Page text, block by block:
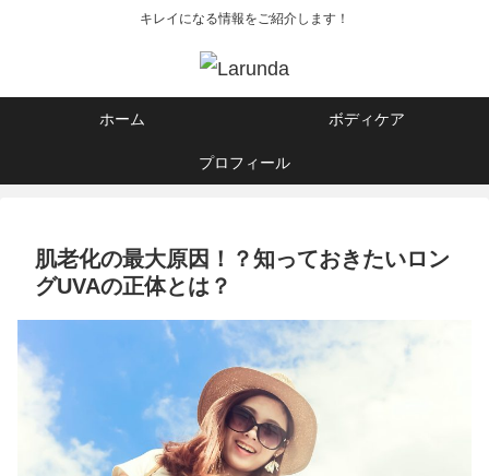
キレイになる情報をご紹介します！
ホーム ボディケア
プロフィール
肌老化の最大原因！？知っておきたいロン
グUVAの正体とは？